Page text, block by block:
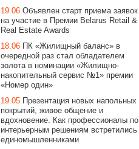
19.06 Объявлен старт приема заявок
на участие в Премии Belarus Retail &
Real Estate Awards
18.06 ПК «Жилищный баланс» в
очередной раз стал обладателем
золота в номинации «Жилищно-
накопительный сервис №1» премии
«Номер один»
19.05 Презентация новых напольных
покрытий, живое общение и
вдохновение. Как профессионалы по
интерьерным решениям встретились
единомышленниками